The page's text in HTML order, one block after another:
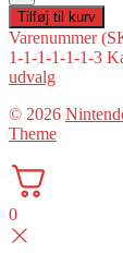
Sleep
For
Kaname
Date
-
From
AI
THE
SOMNIUM
FILES(Game
Key
Card)
(Switch
Tilføj til kurv
Varenummer
1-1-1-1-1-1-3
udvalg
© 2026
Theme
0